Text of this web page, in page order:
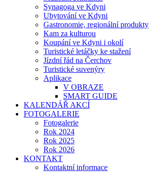
Synagoga ve Kdyni
Ubytování ve Kdyni
Gastronomie, regionální produkty
Kam za kulturou
Koupání ve Kdyni i okolí
Turistické letáčky ke stažení
Jízdní řád na Čerchov
Turistické suvenýry
Aplikace
V OBRAZE
SMART GUIDE
KALENDÁŘ AKCÍ
FOTOGALERIE
Fotogalerie
Rok 2024
Rok 2025
Rok 2026
KONTAKT
Kontaktní informace